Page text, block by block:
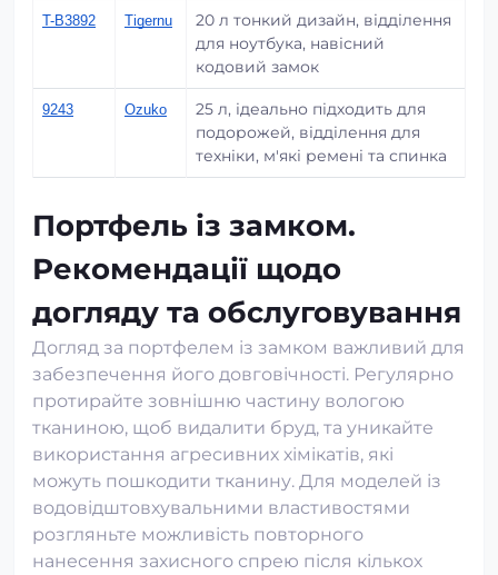
T-B3892 Tigernu
20 л тонкий дизайн, відділення
для ноутбука, навісний
кодовий замок
9243 Ozuko
25 л, ідеально підходить для
подорожей, відділення для
техніки, м'які ремені та спинка
Портфель із замком.
Рекомендації щодо
догляду та обслуговування
Догляд за портфелем із замком важливий для
забезпечення його довговічності. Регулярно
протирайте зовнішню частину вологою
тканиною, щоб видалити бруд, та уникайте
використання агресивних хімікатів, які
можуть пошкодити тканину. Для моделей із
водовідштовхувальними властивостями
розгляньте можливість повторного
нанесення захисного спрею після кількох